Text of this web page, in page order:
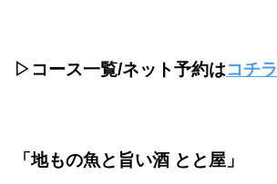
▷コース一覧/ネット予約はコチラ
「地もの魚と旨い酒 とと屋」